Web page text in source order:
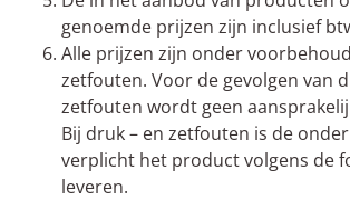
genoemde prijzen zijn inclusief
Alle prijzen zijn onder
zetfouten. Voor de gevolgen van
zetfouten wordt geen
Bij druk – en zetfouten is de
verplicht het product volgens de
leveren.